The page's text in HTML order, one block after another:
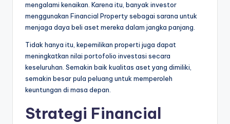
mengalami kenaikan. Karena itu, banyak investor
menggunakan Financial Property sebagai sarana untuk
menjaga daya beli aset mereka dalam jangka panjang.
Tidak hanya itu, kepemilikan properti juga dapat
meningkatkan nilai portofolio investasi secara
keseluruhan. Semakin baik kualitas aset yang dimiliki,
semakin besar pula peluang untuk memperoleh
keuntungan di masa depan.
Strategi Financial